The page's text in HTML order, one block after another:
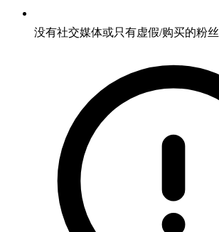
没有社交媒体或只有虚假/购买的粉丝